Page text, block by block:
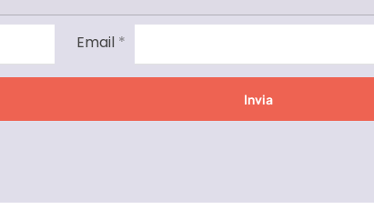
Email *